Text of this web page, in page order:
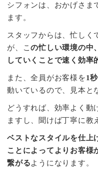
シフォンは、おかげさま
ます。
スタッフからは、忙しく
が、この忙しい環境の中
していくことで速く効率
また、全員がお客様を1
動いているので、見本と
どうすれば、効率よく動
ますし、聞けば丁寧に教
ベストなスタイルを仕上
ことによってよりお客様
繋がるようになります。